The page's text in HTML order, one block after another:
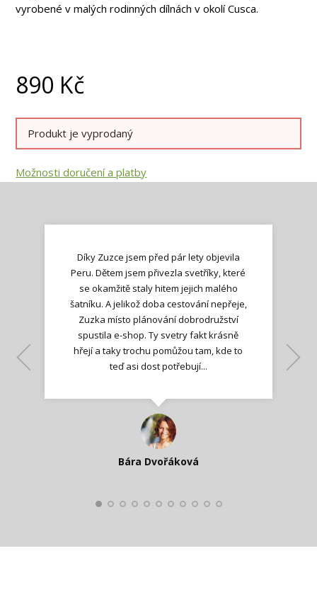
vyrobené v malých rodinných dílnách v okolí Cusca.
890 Kč
Produkt je vyprodaný
Možnosti doručení a platby
Díky Zuzce jsem před pár lety objevila
Peru. Dětem jsem přivezla svetříky, které
se okamžitě staly hitem jejich malého
šatníku. A jelikož doba cestování nepřeje,
Zuzka místo plánování dobrodružství
spustila e-shop. Ty svetry fakt krásně
hřejí a taky trochu pomůžou tam, kde to
teď asi dost potřebují...
Bára Dvořáková
Jana T.
Kateřina Veleta Štěpánová
Ilona M.
Lenka K.
Nadšená zpráva
Katka Perháčová
Smolková
Lenka K.